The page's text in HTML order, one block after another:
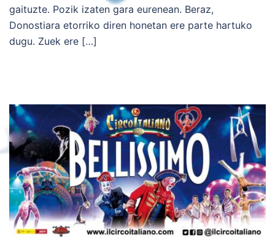
gaituzte. Pozik izaten gara eurenean. Beraz,
Donostiara etorriko diren honetan ere parte hartuko
dugu. Zuek ere […]